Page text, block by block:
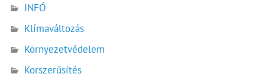
INFÓ
Klímaváltozás
Környezetvédelem
Korszerűsítés